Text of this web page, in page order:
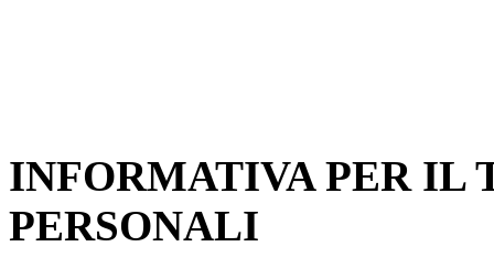
INFORMATIVA PER IL
PERSONALI